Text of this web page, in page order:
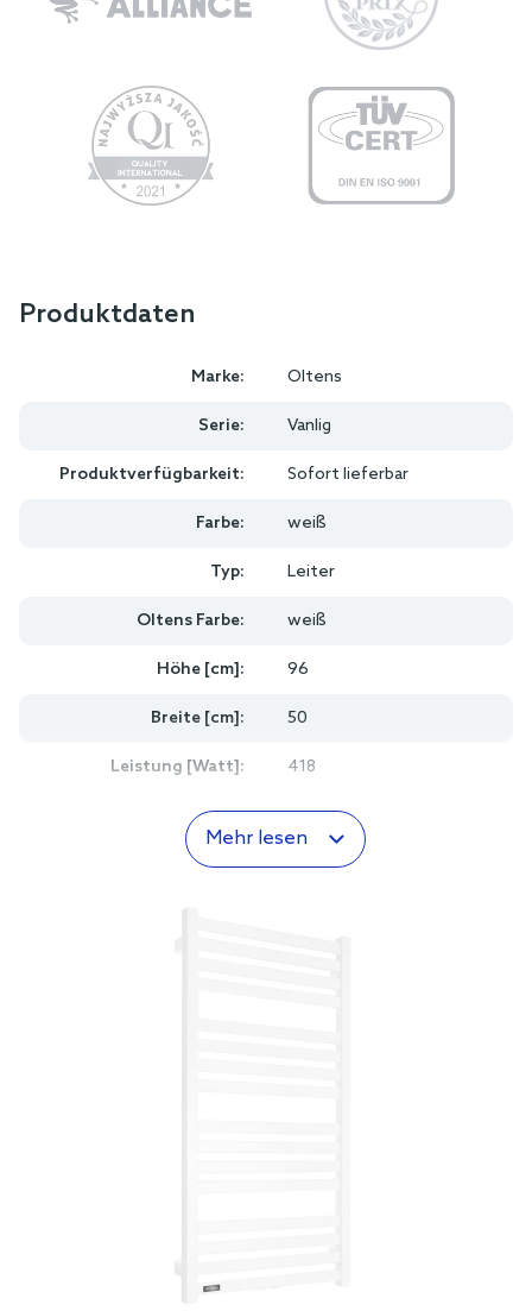
Produktdaten
Marke: Oltens
Serie: Vanlig
Produktverfügbarkeit: Sofort lieferbar
Farbe: weiß
Typ: Leiter
Oltens Farbe: weiß
Höhe [cm]: 96
Breite [cm]: 50
Leistung [Watt]: 418
Mehr lesen